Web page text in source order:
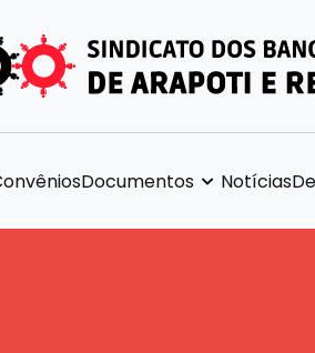
Documentos Notícias